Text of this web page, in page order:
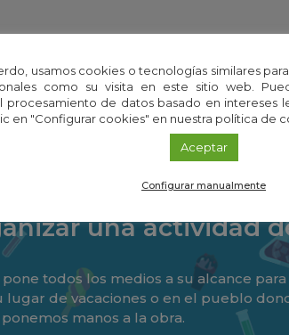
una actividad
todos los medios a su alcance
lugar de vacaciones o en el pueblo
manos a la obra.
usamos cookies o tecnologías similares
como su visita en este sitio web.
procesamiento de datos basado en intereses
en "Configurar cookies" en nuestra política de
Aceptar
Configurar manualmente